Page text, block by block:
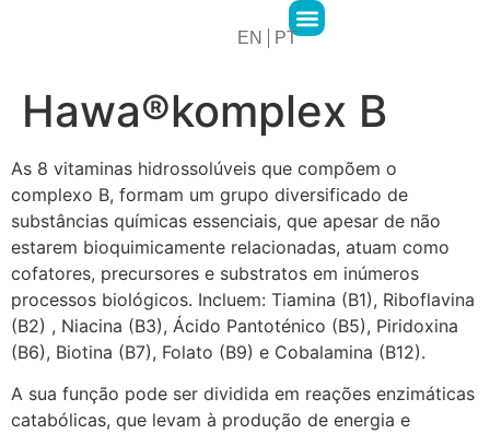
EN PT
Hawa®komplex B
As 8 vitaminas hidrossolúveis que compõem o
complexo B, formam um grupo diversificado de
substâncias químicas essenciais, que apesar de não
estarem bioquimicamente relacionadas, atuam como
cofatores, precursores e substratos em inúmeros
processos biológicos. Incluem: Tiamina (B1), Riboflavina
(B2) , Niacina (B3), Ácido Pantoténico (B5), Piridoxina
(B6), Biotina (B7), Folato (B9) e Cobalamina (B12).
A sua função pode ser dividida em reações enzimáticas
catabólicas, que levam à produção de energia e